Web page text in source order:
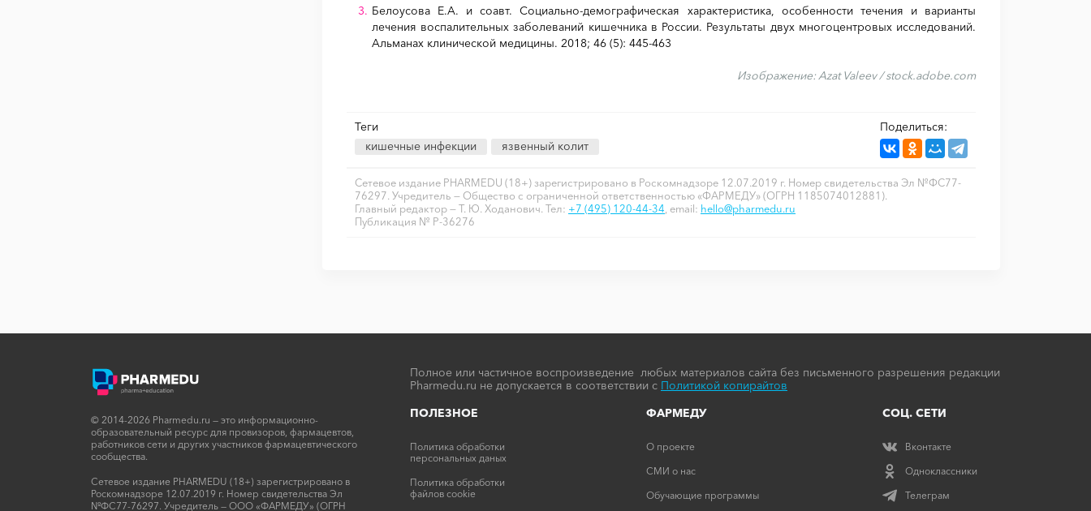
Белоусова Е.А. и соавт. Социально-демографическая характеристика, особенности течения и варианты
лечения воспалительных заболеваний кишечника в России. Результаты двух многоцентровых исследований.
Альманах клинической медицины. 2018; 46 (5): 445-463
Изображение:Azat Valeev / stock.adobe.com
Теги
кишечные инфекции
язвенный колит
Поделиться:
Сетевое издание PHARMEDU (18+) зарегистрировано в Роскомнадзоре 12.07.2019 г. Номер свидетельства Эл №ФС77-
76297. Учредитель — Общество с ограниченной ответственностью «ФАРМЕДУ» (ОГРН 1185074012881).
Главный редактор — Т. Ю. Ходанович. Тел: +7 (495) 120-44-34 , email: hello@pharmedu.ru
Публикация № P-36276
© 2014-2026 Pharmedu.ru — это информационно-
образовательный ресурс для провизоров, фармацевтов,
работников сети и других участников фармацевтического
сообщества.
Сетевое издание PHARMEDU (18+) зарегистрировано в
Роскомнадзоре 12.07.2019 г. Номер свидетельства Эл
№ФС77-76297. Учредитель — ООО «ФАРМЕДУ» (ОГРН
Полное или частичное воспроизведение любых материалов сайта без письменного разрешения редакции
Pharmedu.ru не допускается в соответствии с Политикой копирайтов
ПОЛЕЗНОЕ
Политика обработки
персональных даных
Политика обработки
файлов cookie
ФАРМЕДУ
О проекте
СМИ о нас
Обучающие программы
СОЦ. СЕТИ
Вконтакте
Одноклассники
Телеграм